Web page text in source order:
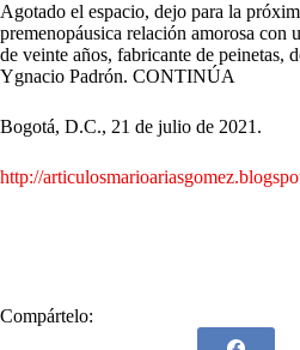
Agotado el espacio, dejo para la
premenopáusica relación amorosa con
de veinte años, fabricante de peinetas,
Ygnacio Padrón. CONTINÚA
Bogotá, D.C., 21 de julio de 2021.
http://
Compártelo: